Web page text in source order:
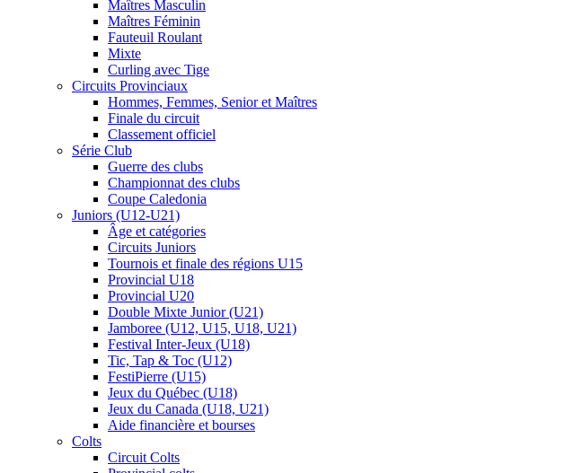
Maîtres Masculin
Maîtres Féminin
Fauteuil Roulant
Mixte
Curling avec Tige
Circuits Provinciaux
Hommes, Femmes, Senior et Maîtres
Finale du circuit
Classement officiel
Série Club
Guerre des clubs
Championnat des clubs
Coupe Caledonia
Juniors (U12-U21)
Âge et catégories
Circuits Juniors
Tournois et finale des régions U15
Provincial U18
Provincial U20
Double Mixte Junior (U21)
Jamboree (U12, U15, U18, U21)
Festival Inter-Jeux (U18)
Tic, Tap & Toc (U12)
FestiPierre (U15)
Jeux du Québec (U18)
Jeux du Canada (U18, U21)
Aide financière et bourses
Colts
Circuit Colts